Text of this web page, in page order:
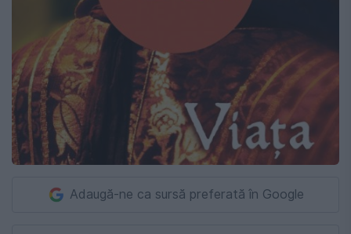
Adaugă-ne ca sursă preferată în Google